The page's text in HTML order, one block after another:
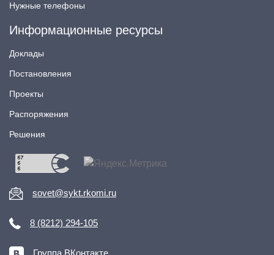
Нужные телефоны
Информационные ресурсы
Доклады
Постановления
Проекты
Распоряжения
Решения
sovet@sykt.rkomi.ru
8 (8212) 294-105
Группа ВКонтакте